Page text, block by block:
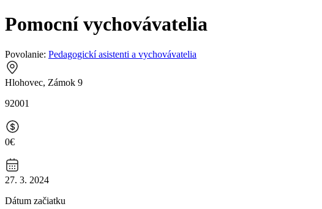
Pomocní vychovávatelia
Povolanie: Pedagogickí asistenti a vychovávatelia
Hlohovec, Zámok 9
92001
0€
27. 3. 2024
Dátum začiatku